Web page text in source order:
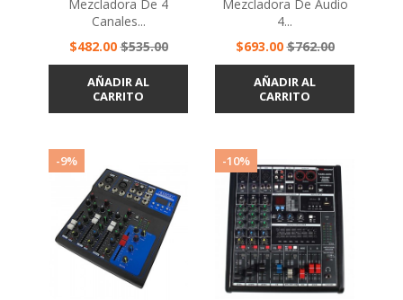
Mezcladora De 4
Canales...
Precio
$482.00Precio
base
$535.00
AÑADIR AL
CARRITO
Mezcladora De Audio
4...
Precio
$693.00Precio
base
$762.00
AÑADIR AL
CARRITO
-9% -10%